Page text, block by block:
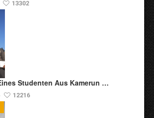
13302
Studenten Aus Kamerun …
12216